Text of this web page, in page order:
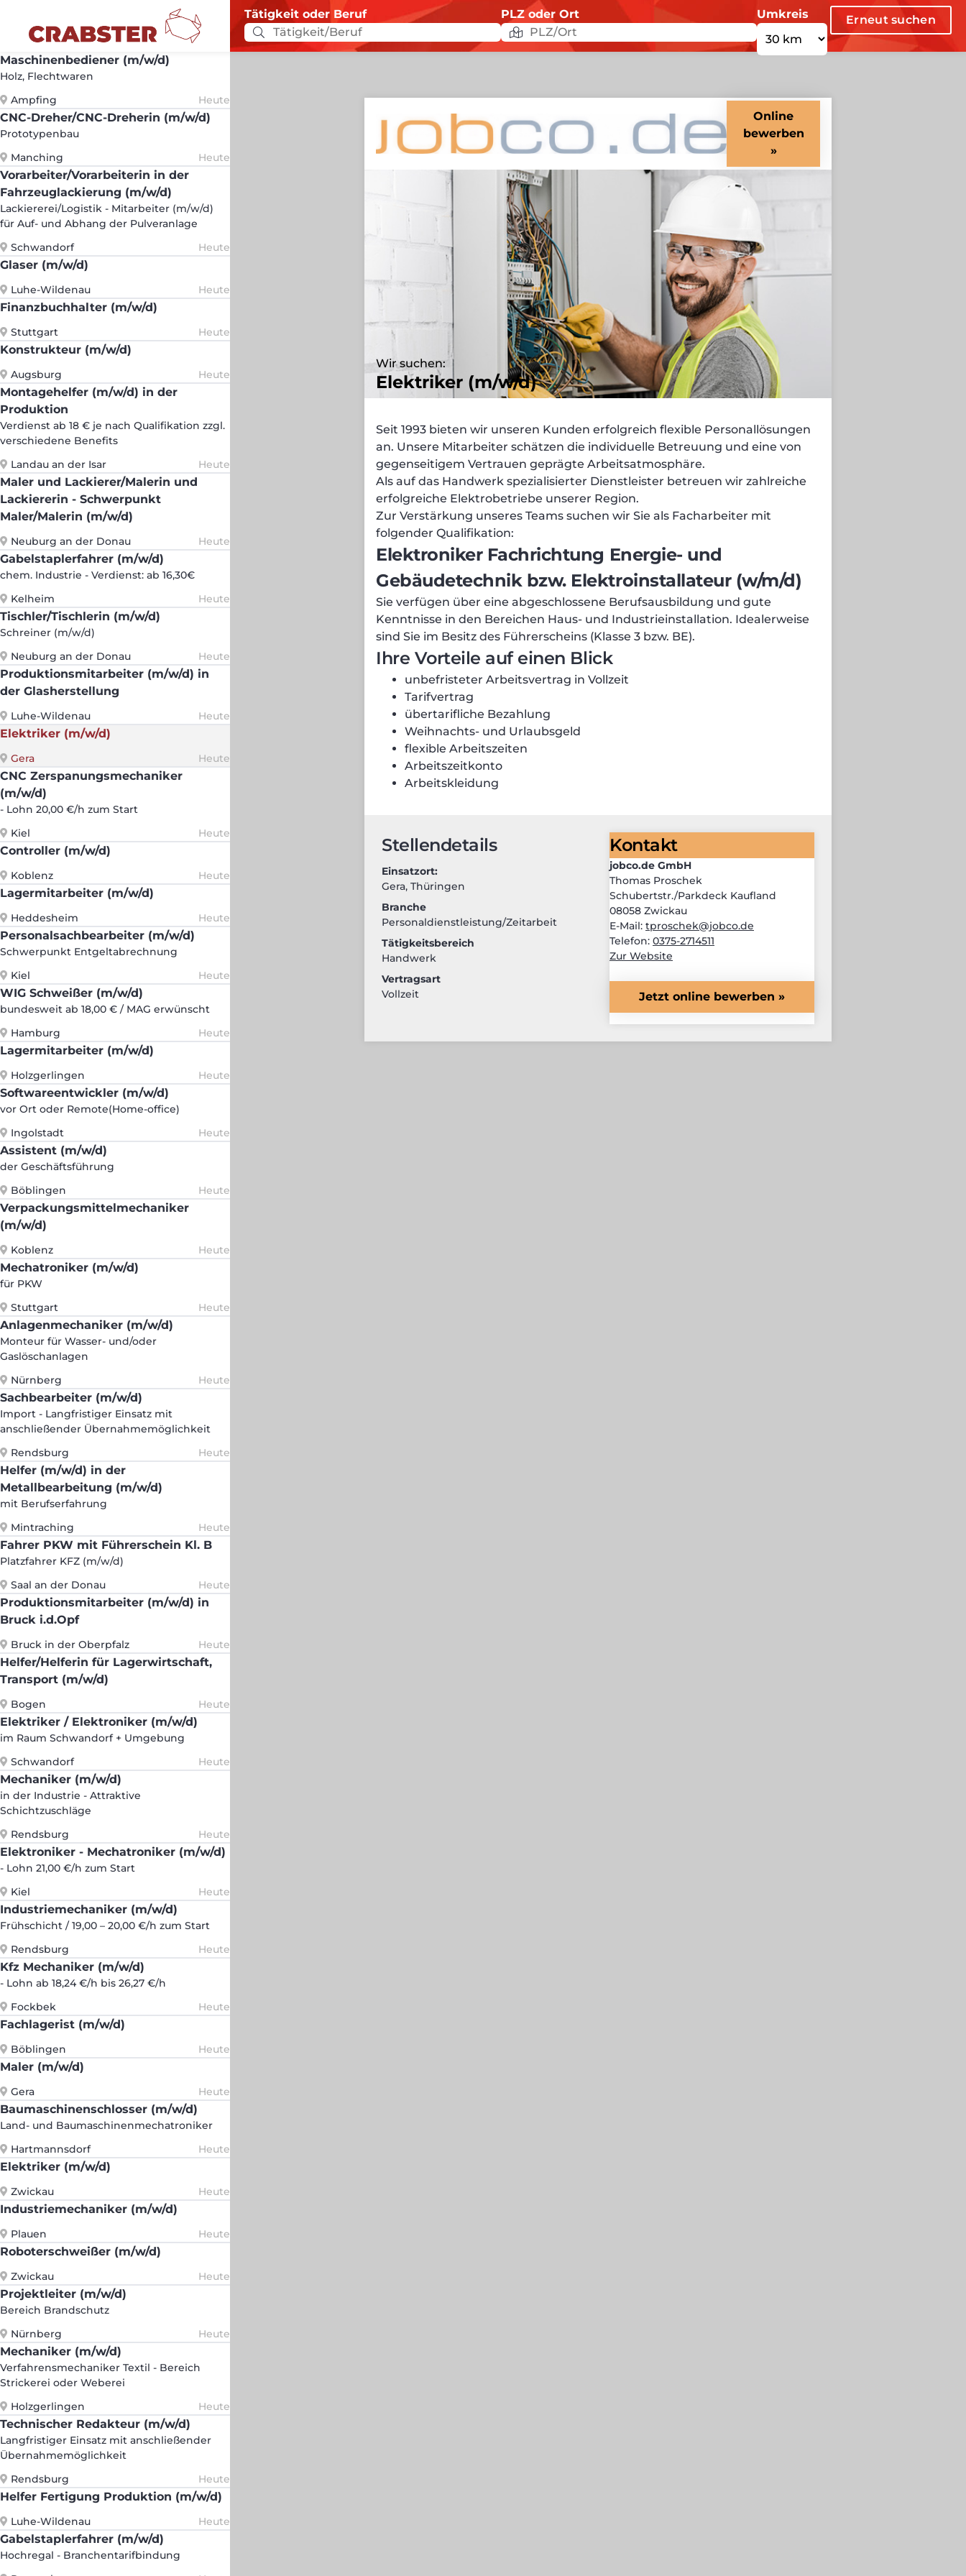
Tätigkeit oder Beruf PLZ oder Ort Umkreis Erneut suchen
Maschinenbediener (m/w/d)
Holz, Flechtwaren
Ampfing
Heute
CNC-Dreher/CNC-Dreherin (m/w/d)
Prototypenbau
Manching
Heute
Vorarbeiter/Vorarbeiterin in der
Fahrzeuglackierung (m/w/d)
Lackiererei/Logistik - Mitarbeiter (m/w/d)
für Auf- und Abhang der Pulveranlage
Schwandorf
Heute
Glaser (m/w/d)
Luhe-Wildenau Heute
Finanzbuchhalter (m/w/d)
Stuttgart Heute
Konstrukteur (m/w/d)
Augsburg Heute
Montagehelfer (m/w/d) in der
Produktion
Verdienst ab 18 € je nach Qualifikation zzgl.
verschiedene Benefits
Landau an der Isar
Heute
Maler und Lackierer/Malerin und
Lackiererin - Schwerpunkt
Maler/Malerin (m/w/d)
Neuburg an der Donau Heute
Gabelstaplerfahrer (m/w/d)
chem. Industrie - Verdienst: ab 16,30€
Kelheim
Heute
Tischler/Tischlerin (m/w/d)
Schreiner (m/w/d)
Neuburg an der Donau
Heute
Produktionsmitarbeiter (m/w/d) in
der Glasherstellung
Luhe-Wildenau Heute
Elektriker (m/w/d)
Gera Heute
CNC Zerspanungsmechaniker
(m/w/d)
- Lohn 20,00 €/h zum Start
Kiel
Heute
Controller (m/w/d)
Koblenz Heute
Lagermitarbeiter (m/w/d)
Heddesheim Heute
Personalsachbearbeiter (m/w/d)
Schwerpunkt Entgeltabrechnung
Kiel
Heute
WIG Schweißer (m/w/d)
bundesweit ab 18,00 € / MAG erwünscht
Hamburg
Heute
Lagermitarbeiter (m/w/d)
Holzgerlingen Heute
Softwareentwickler (m/w/d)
vor Ort oder Remote(Home-office)
Ingolstadt
Heute
Assistent (m/w/d)
der Geschäftsführung
Böblingen
Heute
Verpackungsmittelmechaniker
(m/w/d)
Koblenz Heute
Mechatroniker (m/w/d)
für PKW
Stuttgart
Heute
Anlagenmechaniker (m/w/d)
Monteur für Wasser- und/oder
Gaslöschanlagen
Nürnberg
Heute
Sachbearbeiter (m/w/d)
Import - Langfristiger Einsatz mit
anschließender Übernahmemöglichkeit
Rendsburg
Heute
Helfer (m/w/d) in der
Metallbearbeitung (m/w/d)
mit Berufserfahrung
Mintraching
Heute
Fahrer PKW mit Führerschein Kl. B
Platzfahrer KFZ (m/w/d)
Saal an der Donau
Heute
Produktionsmitarbeiter (m/w/d) in
Bruck i.d.Opf
Bruck in der Oberpfalz Heute
Helfer/Helferin für Lagerwirtschaft,
Transport (m/w/d)
Bogen Heute
Elektriker / Elektroniker (m/w/d)
im Raum Schwandorf + Umgebung
Schwandorf
Heute
Mechaniker (m/w/d)
in der Industrie - Attraktive
Schichtzuschläge
Rendsburg
Heute
Elektroniker - Mechatroniker (m/w/d)
- Lohn 21,00 €/h zum Start
Kiel
Heute
Industriemechaniker (m/w/d)
Frühschicht / 19,00 – 20,00 €/h zum Start
Rendsburg
Heute
Kfz Mechaniker (m/w/d)
- Lohn ab 18,24 €/h bis 26,27 €/h
Fockbek
Heute
Fachlagerist (m/w/d)
Böblingen Heute
Maler (m/w/d)
Gera Heute
Baumaschinenschlosser (m/w/d)
Land- und Baumaschinenmechatroniker
Hartmannsdorf
Heute
Elektriker (m/w/d)
Zwickau Heute
Industriemechaniker (m/w/d)
Plauen Heute
Roboterschweißer (m/w/d)
Zwickau Heute
Projektleiter (m/w/d)
Bereich Brandschutz
Nürnberg
Heute
Mechaniker (m/w/d)
Verfahrensmechaniker Textil - Bereich
Strickerei oder Weberei
Holzgerlingen
Heute
Technischer Redakteur (m/w/d)
Langfristiger Einsatz mit anschließender
Übernahmemöglichkeit
Rendsburg
Heute
Helfer Fertigung Produktion (m/w/d)
Luhe-Wildenau Heute
Gabelstaplerfahrer (m/w/d)
Hochregal - Branchentarifbindung
Online
bewerben
Wir suchen:
Elektriker (m/w/d)
Seit 1993 bieten wir unseren Kunden erfolgreich flexible Personallösungen
an. Unsere Mitarbeiter schätzen die individuelle Betreuung und eine von
gegenseitigem Vertrauen geprägte Arbeitsatmosphäre.
Als auf das Handwerk spezialisierter Dienstleister betreuen wir zahlreiche
erfolgreiche Elektrobetriebe unserer Region.
Zur Verstärkung unseres Teams suchen wir Sie als Facharbeiter mit
folgender Qualifikation:
Elektroniker Fachrichtung Energie- und
Gebäudetechnik bzw. Elektroinstallateur (w/m/d)
Sie verfügen über eine abgeschlossene Berufsausbildung und gute
Kenntnisse in den Bereichen Haus- und Industrieinstallation. Idealerweise
sind Sie im Besitz des Führerscheins (Klasse 3 bzw. BE).
Ihre Vorteile auf einen Blick
unbefristeter Arbeitsvertrag in Vollzeit
Tarifvertrag
übertarifliche Bezahlung
Weihnachts- und Urlaubsgeld
flexible Arbeitszeiten
Arbeitszeitkonto
Arbeitskleidung
Stellendetails
Einsatzort:
Gera, Thüringen
Branche
Personaldienstleistung/Zeitarbeit
Tätigkeitsbereich
Handwerk
Vertragsart
Vollzeit
Kontakt
jobco.de GmbH
Thomas Proschek
Schubertstr./Parkdeck Kaufland
08058 Zwickau
E-Mail: tproschek@jobco.de
Telefon: 0375-2714511
Zur Website
Jetzt online bewerben